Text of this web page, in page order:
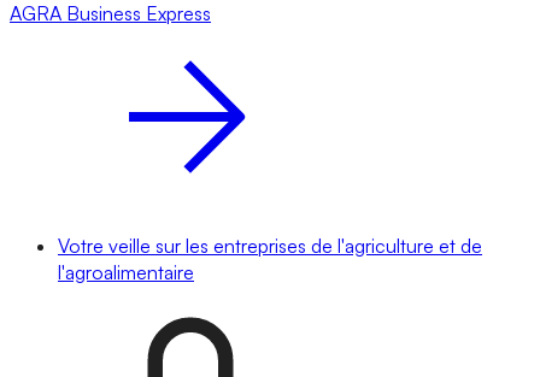
AGRA Business Express
Votre veille sur les entreprises de l'agriculture et de
l'agroalimentaire